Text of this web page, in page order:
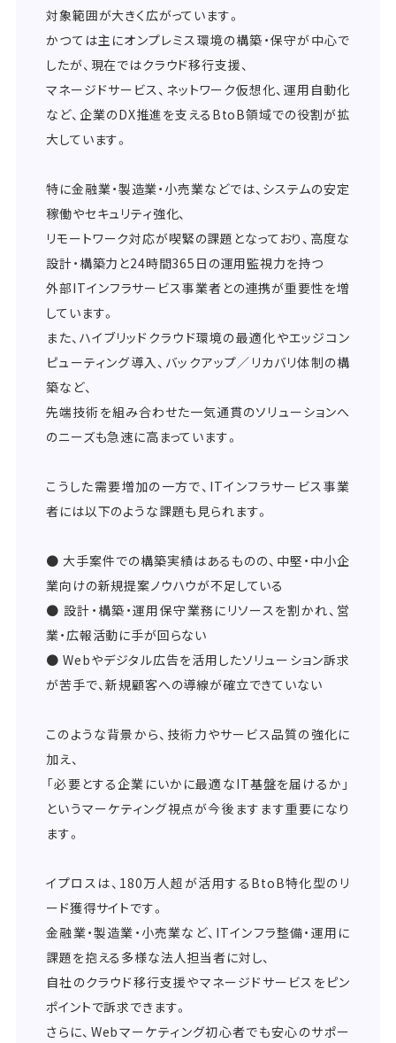
対象範囲が大きく広がっています。
かつては主にオンプレミス環境の構築・保守が中心で
したが、現在ではクラウド移行支援、
マネージドサービス、ネットワーク仮想化、運用自動化
など、企業のDX推進を支えるBtoB領域での役割が拡
大しています。
特に金融業・製造業・小売業などでは、システムの安定
稼働やセキュリティ強化、
リモートワーク対応が喫緊の課題となっており、高度な
設計・構築力と24時間365日の運用監視力を持つ
外部ITインフラサービス事業者との連携が重要性を増
しています。
また、ハイブリッドクラウド環境の最適化やエッジコン
ピューティング導入、バックアップ／リカバリ体制の構
築など、
先端技術を組み合わせた一気通貫のソリューションへ
のニーズも急速に高まっています。
こうした需要増加の一方で、ITインフラサービス事業
者には以下のような課題も見られます。
● 大手案件での構築実績はあるものの、中堅・中小企
業向けの新規提案ノウハウが不足している
● 設計・構築・運用保守業務にリソースを割かれ、営
業・広報活動に手が回らない
● Webやデジタル広告を活用したソリューション訴求
が苦手で、新規顧客への導線が確立できていない
このような背景から、技術力やサービス品質の強化に
加え、
「必要とする企業にいかに最適なIT基盤を届けるか」
というマーケティング視点が今後ますます重要になり
ます。
イプロスは、180万人超が活用するBtoB特化型のリ
ード獲得サイトです。
金融業・製造業・小売業など、ITインフラ整備・運用に
課題を抱える多様な法人担当者に対し、
自社のクラウド移行支援やマネージドサービスをピン
ポイントで訴求できます。
さらに、Webマーケティング初心者でも安心のサポー